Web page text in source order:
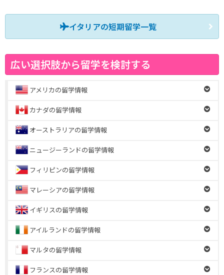
イタリアの短期留学一覧
広い選択肢から留学を検討する
アメリカの留学情報
カナダの留学情報
オーストラリアの留学情報
ニュージーランドの留学情報
フィリピンの留学情報
マレーシアの留学情報
イギリスの留学情報
アイルランドの留学情報
マルタの留学情報
フランスの留学情報